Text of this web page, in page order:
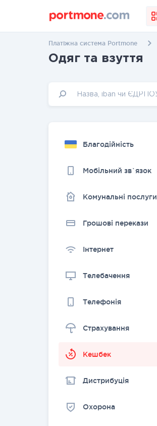
Платіжна система Portmone
Одяг та взуття
Благодійність
Мобільний зв`язок
Комунальні послуги
Грошовi перекази
Інтернет
Телебачення
Телефонія
Страхування
Kешбек
Дистрибуція
Охорона